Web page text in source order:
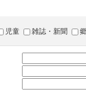
児童 雑誌・新聞